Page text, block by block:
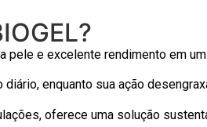
pele e excelente rendimento em
enquanto sua ação
oferece uma solução